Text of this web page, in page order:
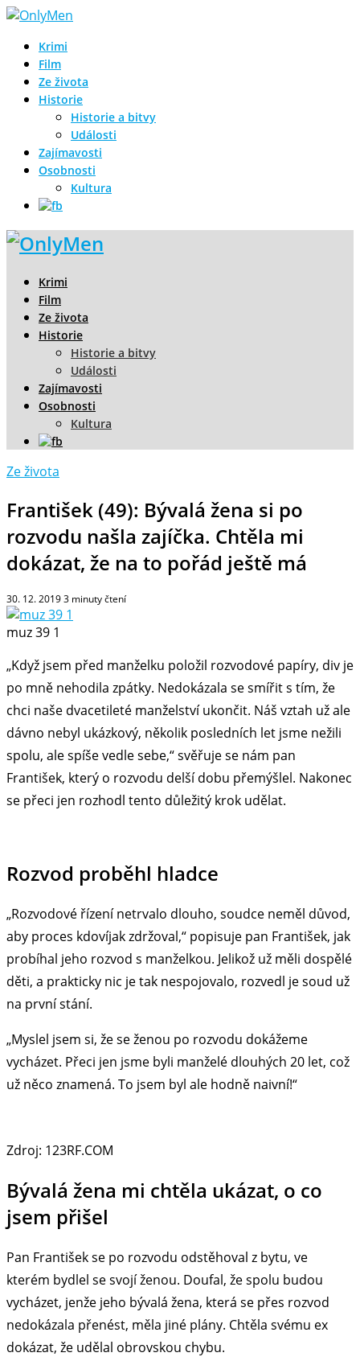
Krimi
Film
Ze života
Historie
Historie a bitvy
Události
Zajímavosti
Osobnosti
Kultura
Krimi
Film
Ze života
Historie
Historie a bitvy
Události
Zajímavosti
Osobnosti
Kultura
Ze života
František (49): Bývalá žena si po
rozvodu našla zajíčka. Chtěla mi
dokázat, že na to pořád ještě má
30. 12. 20193 minuty čtení
muz 39 1
„Když jsem před manželku položil rozvodové papíry, div je
po mně nehodila zpátky. Nedokázala se smířit s tím, že
chci naše dvacetileté manželství ukončit. Náš vztah už ale
dávno nebyl ukázkový, několik posledních let jsme nežili
spolu, ale spíše vedle sebe,“ svěřuje se nám pan
František, který o rozvodu delší dobu přemýšlel. Nakonec
se přeci jen rozhodl tento důležitý krok udělat.
Rozvod proběhl hladce
„Rozvodové řízení netrvalo dlouho, soudce neměl důvod,
aby proces kdovíjak zdržoval,“ popisuje pan František, jak
probíhal jeho rozvod s manželkou. Jelikož už měli dospělé
děti, a prakticky nic je tak nespojovalo, rozvedl je soud už
na první stání.
„Myslel jsem si, že se ženou po rozvodu dokážeme
vycházet. Přeci jen jsme byli manželé dlouhých 20 let, což
už něco znamená. To jsem byl ale hodně naivní!“
Zdroj: 123RF.COM
Bývalá žena mi chtěla ukázat, o co
jsem přišel
Pan František se po rozvodu odstěhoval z bytu, ve
kterém bydlel se svojí ženou. Doufal, že spolu budou
vycházet, jenže jeho bývalá žena, která se přes rozvod
nedokázala přenést, měla jiné plány. Chtěla svému ex
dokázat, že udělal obrovskou chybu.